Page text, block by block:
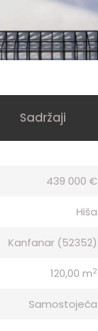
Sadržaji
439 000 €
Hiša
Kanfanar (52352)
120,00 m2
Samostoječa